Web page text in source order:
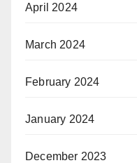
April 2024
March 2024
February 2024
January 2024
December 2023